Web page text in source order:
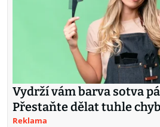
Vydrží vám barva sotva
Přestaňte dělat tuhle
Reklama